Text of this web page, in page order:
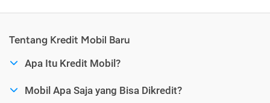
Tentang Kredit Mobil Baru
Apa Itu Kredit Mobil?
Mobil Apa Saja yang Bisa Dikredit?